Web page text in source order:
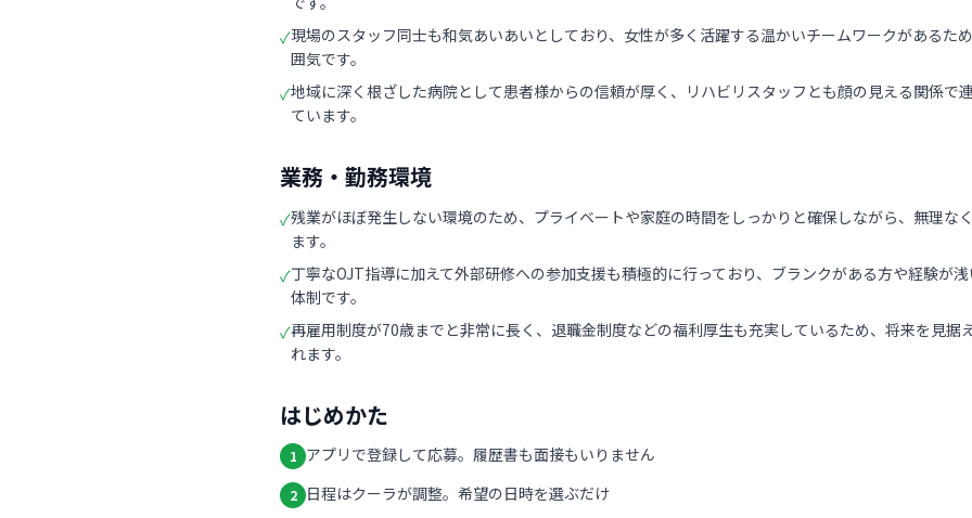
✓現場のスタッフ同士も和気あいあいとしており、女性が多く活躍する温かいチームワークがあるた
囲気です。
✓地域に深く根ざした病院として患者様からの信頼が厚く、リハビリスタッフとも顔の見える関係で
ています。
業務・勤務環境
✓残業がほぼ発生しない環境のため、プライベートや家庭の時間をしっかりと確保しながら、無理な
ます。
✓丁寧なOJT指導に加えて外部研修への参加支援も積極的に行っており、ブランクがある方や経験が
体制です。
✓再雇用制度が70歳までと非常に長く、退職金制度などの福利厚生も充実しているため、将来を見据
れます。
はじめかた
1 アプリで登録して応募。履歴書も面接もいりません
2 日程はクーラが調整。希望の日時を選ぶだけ